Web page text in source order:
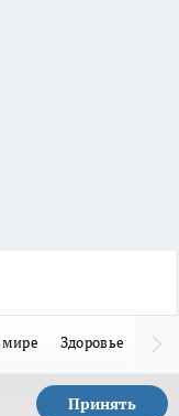
Здоровье
Принять